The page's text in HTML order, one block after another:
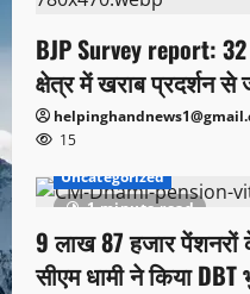
BJP Survey report:
क्षेत्र में खराब प्रदर्शन से
15
1 minute read
Uncategorized
9 लाख 87 हजार
सीएम धामी ने किया DBT